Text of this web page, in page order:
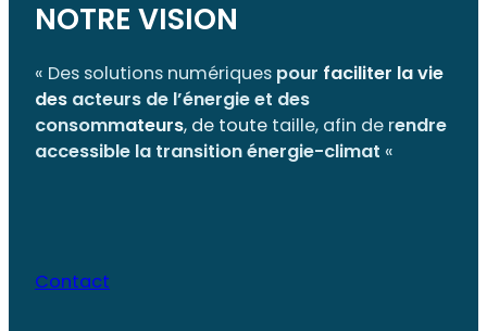
NOTRE VISION
« Des solutions numériques pour faciliter la vie
des acteurs de l’énergie et des
consommateurs, de toute taille, afin de rendre
accessible la transition énergie-climat «
Contact